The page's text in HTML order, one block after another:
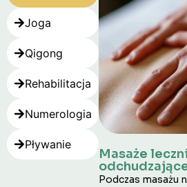
Joga
Qigong
Rehabilitacja
Numerologia
Pływanie
Masaże
Podczas masażu